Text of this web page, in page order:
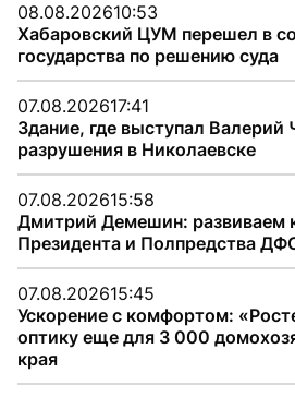
08.08.202610:53
Хабаровский ЦУМ перешел в
государства по решению суда
07.08.202617:41
Здание, где выступал Валерий
разрушения в Николаевске
07.08.202615:58
Дмитрий Демешин: развиваем
Президента и Полпредства
07.08.202615:45
Ускорение с комфортом:
оптику еще для 3 000
края